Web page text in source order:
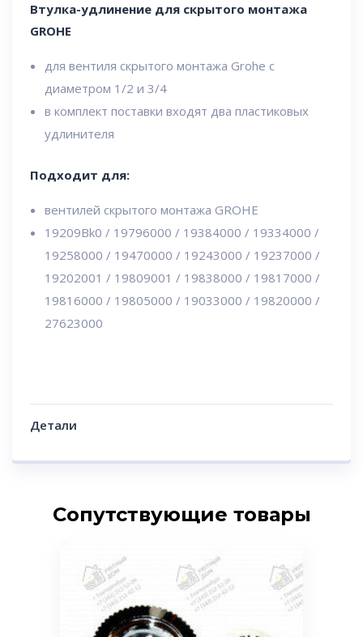
Втулка-удлинение для скрытого монтажа
GROHE
для вентиля скрытого монтажа Grohe с
диаметром 1/2 и 3/4
в комплект поставки входят два пластиковых
удлинителя
Подходит для:
вентилей скрытого монтажа GROHE
19209Bk0 / 19796000 / 19384000 / 19334000 /
19258000 / 19470000 / 19243000 / 19237000 /
19202001 / 19809001 / 19838000 / 19817000 /
19816000 / 19805000 / 19033000 / 19820000 /
27623000
Детали
Сопутствующие товары